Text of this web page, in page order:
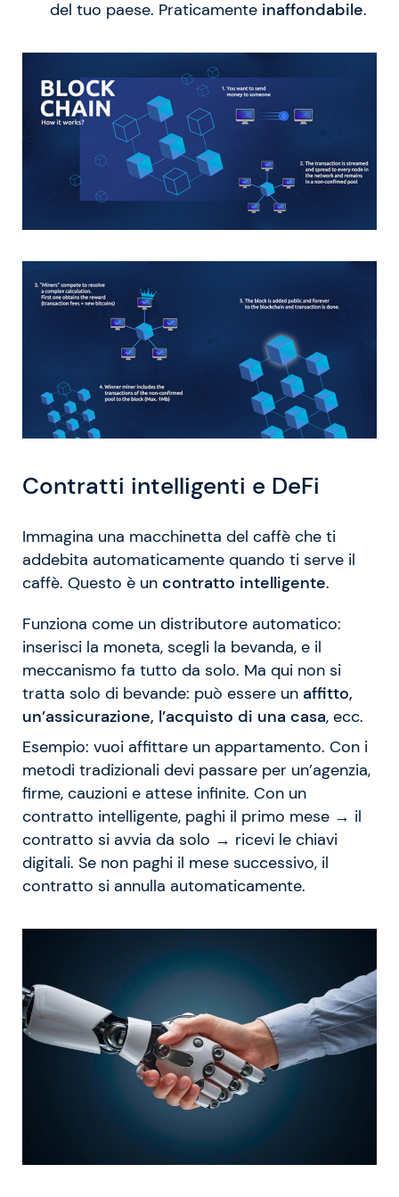
del tuo paese. Praticamente inaffondabile.
Contratti intelligenti e DeFi
Immagina una macchinetta del caffè che ti
addebita automaticamente quando ti serve il
caffè. Questo è un contratto intelligente.
Funziona come un distributore automatico:
inserisci la moneta, scegli la bevanda, e il
meccanismo fa tutto da solo. Ma qui non si
tratta solo di bevande: può essere un affitto,
un’assicurazione, l’acquisto di una casa, ecc.
Esempio: vuoi affittare un appartamento. Con i
metodi tradizionali devi passare per un’agenzia,
firme, cauzioni e attese infinite. Con un
contratto intelligente, paghi il primo mese → il
contratto si avvia da solo → ricevi le chiavi
digitali. Se non paghi il mese successivo, il
contratto si annulla automaticamente.